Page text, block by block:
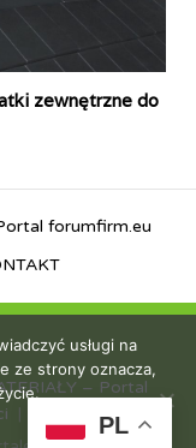
zewnętrzne do
forumfirm.eu
– Portal
PL
usługi na
ze strony oznacza,